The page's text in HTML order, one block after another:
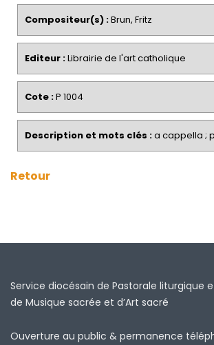
Compositeur(s) :Brun, Fritz
Editeur :Librairie de l'art catholique
Cote :P 1004
Description et mots clés :a cappella ;
Retour
Service diocésain de Pastorale liturgique
de Musique sacrée et d’Art sacré
Ouverture au public & permanence